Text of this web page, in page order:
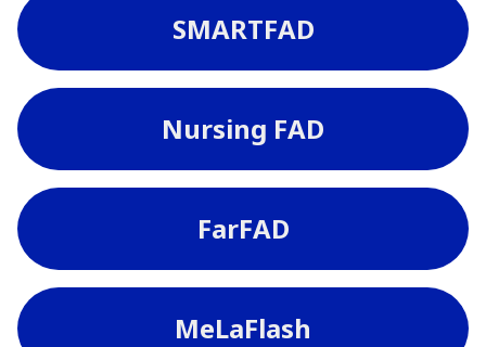
SMARTFAD
Nursing FAD
FarFAD
MeLaFlash